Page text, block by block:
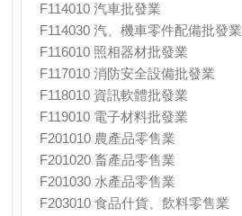
F114010 汽車批發業
F114030 汽、機車零件配備批發業
F116010 照相器材批發業
F117010 消防安全設備批發業
F118010 資訊軟體批發業
F119010 電子材料批發業
F201010 農產品零售業
F201020 畜產品零售業
F201030 水產品零售業
F203010 食品什貨、飲料零售業